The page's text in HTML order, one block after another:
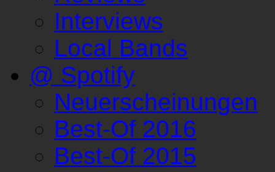
Interviews
Local Bands
@ Spotify
Neuerscheinungen
Best-Of 2016
Best-Of 2015